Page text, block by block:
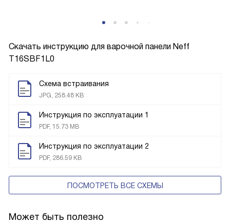
Скачать инструкцию для варочной панели Neff
T16SBF1L0
Схема встраивания
JPG, 258.48 KB
Инструкция по эксплуатации 1
PDF, 15.73 MB
Инструкция по эксплуатации 2
PDF, 286.59 KB
ПОСМОТРЕТЬ ВСЕ СХЕМЫ
Может быть полезно